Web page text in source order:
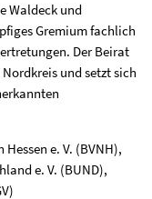
Waldeck und
Gremium fachlich
Der Beirat
und setzt sich
e. V. (BVNH),
e. V. (BUND),